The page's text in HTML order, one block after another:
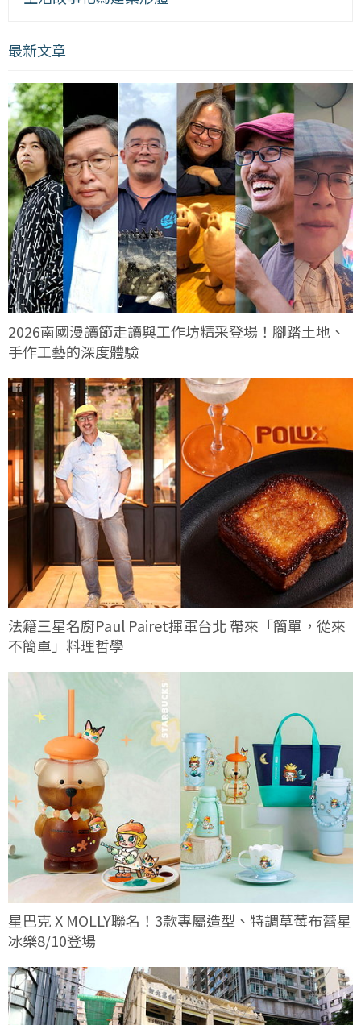
最新文章
2026南國漫讀節走讀與工作坊精采登場！腳踏土地、
手作工藝的深度體驗
法籍三星名廚Paul Pairet揮軍台北 帶來「簡單，從來
不簡單」料理哲學
星巴克 X MOLLY聯名！3款專屬造型、特調草莓布蕾星
冰樂8/10登場